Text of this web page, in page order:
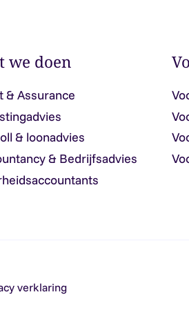
we doen
& Assurance
& loonadvies
& Bedrijfsadvies
verklaring